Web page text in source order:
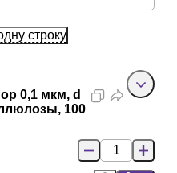
строку
0,1 мкм, d
100